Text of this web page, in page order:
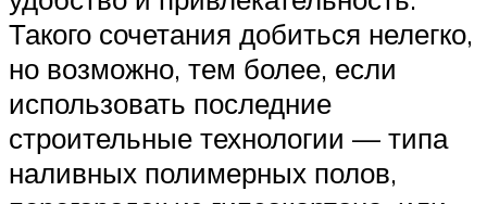
Такого сочетания добиться нелегко,
но возможно, тем более, если
использовать последние
строительные технологии — типа
наливных полимерных полов,